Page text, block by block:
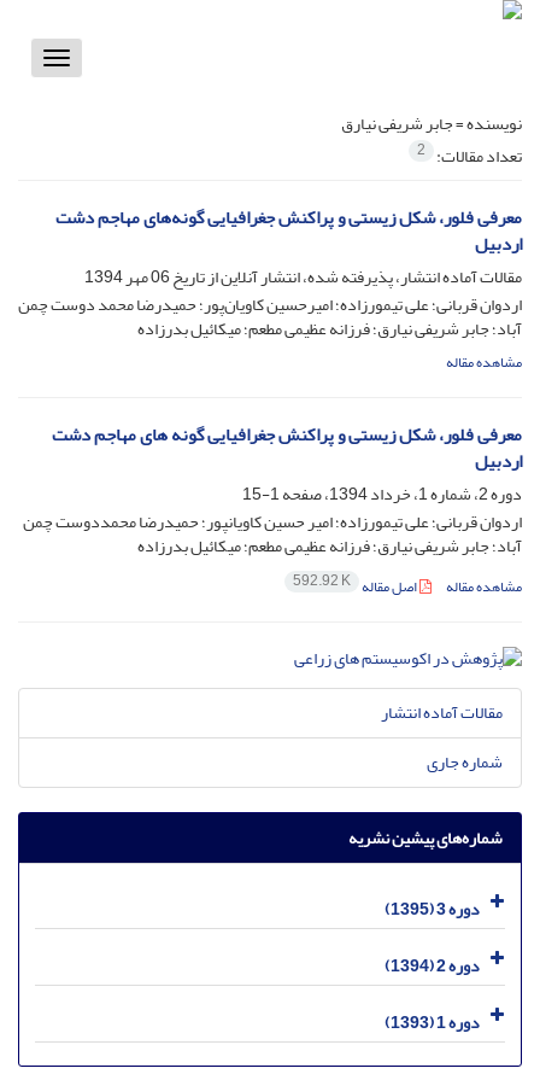
Toggle
نویسنده =جابر شریفی نیارق
تعداد مقالات: 2
معرفی فلور، شکل زیستی و پراکنش جغرافیایی گونه‌های مهاجم دشت
اردبیل
مقالات آماده انتشار، پذیرفته شده، انتشار آنلاین از تاریخ06 مهر 1394
اردوان قربانی؛ علی تیمورزاده؛ امیرحسین کاویان‌پور؛ حمیدرضا محمد دوست چمن
آباد؛ جابر شریفی نیارق؛ فرزانه عظیمی مطعم؛ میکائیل بدرزاده
مشاهده مقاله
معرفی فلور، شکل زیستی و پراکنش جغرافیایی گونه های مهاجم دشت
اردبیل
دوره 2، شماره 1، خرداد 1394، صفحه
1-15
اردوان قربانی؛ علی تیمورزاده؛ امیر حسین کاویانپور؛ حمیدرضا محمددوست چمن
آباد؛ جابر شریفی نیارق؛ فرزانه عظیمی مطعم؛ میکائیل بدرزاده
مشاهده مقاله اصل مقاله 592.92 K
مقالات آماده انتشار
شماره جاری
شماره‌های پیشین نشریه
دوره 3 (1395)
دوره 2 (1394)
دوره 1 (1393)